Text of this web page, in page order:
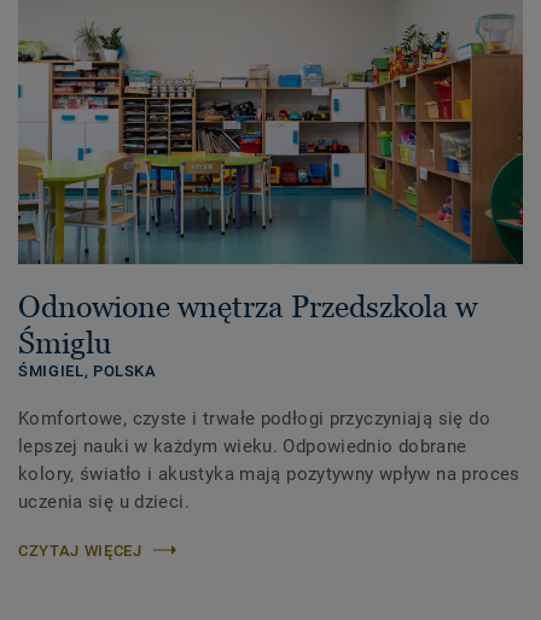
Odnowione wnętrza Przedszkola w
Śmiglu
ŚMIGIEL, POLSKA
Komfortowe, czyste i trwałe podłogi przyczyniają się do
lepszej nauki w każdym wieku. Odpowiednio dobrane
kolory, światło i akustyka mają pozytywny wpływ na proces
uczenia się u dzieci.
CZYTAJ WIĘCEJ